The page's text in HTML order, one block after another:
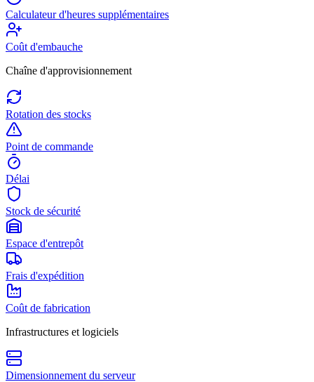
Calculateur d'heures supplémentaires
Coût d'embauche
Chaîne d'approvisionnement
Rotation des stocks
Point de commande
Délai
Stock de sécurité
Espace d'entrepôt
Frais d'expédition
Coût de fabrication
Infrastructures et logiciels
Dimensionnement du serveur